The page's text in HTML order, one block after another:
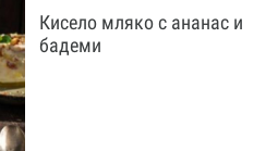
Кисело мляко с ананас и
бадеми